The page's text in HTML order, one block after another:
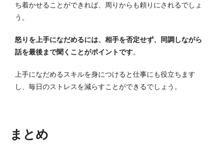
ち着かせることができれば、周りからも頼りにされるでしょ
う。
怒りを上手になだめるには、相手を否定せず、同調しながら
話を最後まで聞くことがポイントです。
上手になだめるスキルを身につけると仕事にも役立ちます
し、毎日のストレスを減らすことができるでしょう。
まとめ